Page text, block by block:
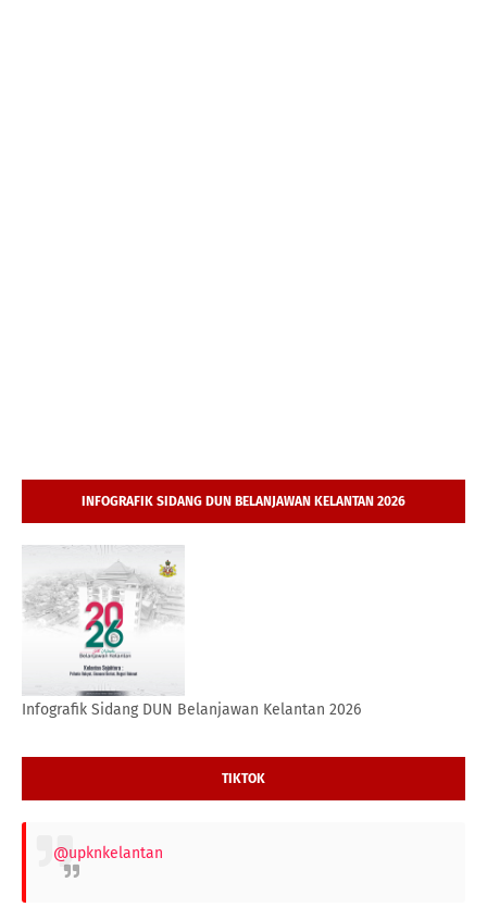
INFOGRAFIK SIDANG DUN BELANJAWAN KELANTAN 2026
Infografik Sidang DUN Belanjawan Kelantan 2026
TIKTOK
@upknkelantan